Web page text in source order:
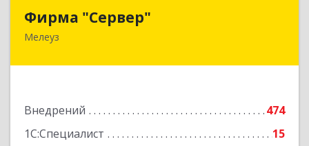
Фирма "Сервер"
Мелеуз
Внедрений
474
1С:Специалист
15
453852, Башкортостан Респ, Мелеузовский р-н,